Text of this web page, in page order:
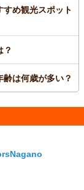
め観光スポット
？
は何歳が多い？